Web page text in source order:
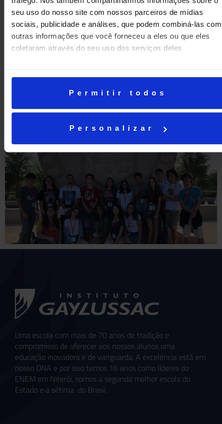
seu uso do nosso site com nossos parceiros de mídias
sociais, publicidade e análises, que podem combiná-las com
outras informações que você forneceu a eles ou que eles
coletaram através do seu uso dos serviços deles
Permitir todos
Personalizar
ANTERIOR PRÓXIMA
Uma escola com mais de 70 anos de tradição e
compromisso de oferecer aos nossos alunos uma
educação inovadora e de vanguarda. A excelência está em
nosso DNA e por isso temos 16 anos como líderes do
ENEM em Niterói, somos a segunda melhor escola do
Estado e a sétima do Brasil.